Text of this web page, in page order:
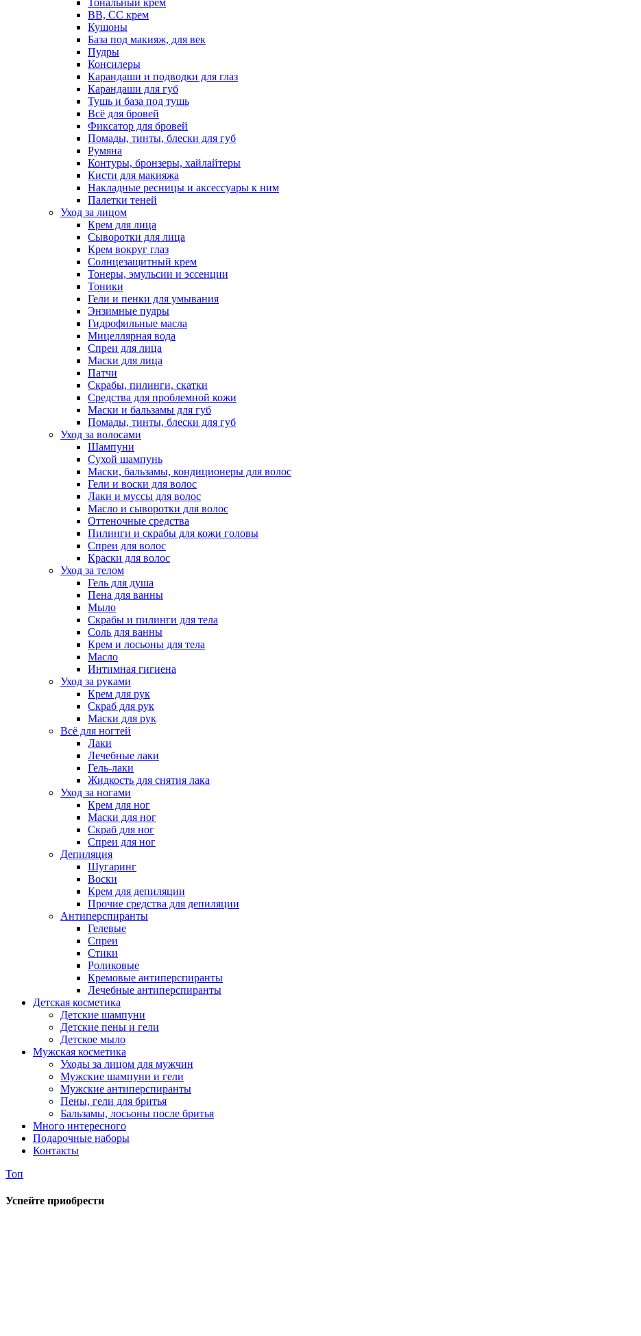
BB, CC крем
Кушоны
База под макияж, для век
Пудры
Консилеры
Карандаши и подводки для глаз
Карандаши для губ
Тушь и база под тушь
Всё для бровей
Фиксатор для бровей
Помады, тинты, блески для губ
Румяна
Контуры, бронзеры, хайлайтеры
Кисти для макияжа
Накладные ресницы и аксессуары к ним
Палетки теней
Уход за лицом
Крем для лица
Сыворотки для лица
Крем вокруг глаз
Солнцезащитный крем
Тонеры, эмульсии и эссенции
Тоники
Гели и пенки для умывания
Энзимные пудры
Гидрофильные масла
Мицеллярная вода
Спреи для лица
Маски для лица
Патчи
Скрабы, пилинги, скатки
Средства для проблемной кожи
Маски и бальзамы для губ
Помады, тинты, блески для губ
Уход за волосами
Шампуни
Сухой шампунь
Маски, бальзамы, кондиционеры для волос
Гели и воски для волос
Лаки и муссы для волос
Масло и сыворотки для волос
Оттеночные средства
Пилинги и скрабы для кожи головы
Спреи для волос
Краски для волос
Уход за телом
Гель для душа
Пена для ванны
Мыло
Скрабы и пилинги для тела
Соль для ванны
Крем и лосьоны для тела
Масло
Интимная гигиена
Уход за руками
Крем для рук
Скраб для рук
Маски для рук
Всё для ногтей
Лаки
Лечебные лаки
Гель-лаки
Жидкость для снятия лака
Уход за ногами
Крем для ног
Маски для ног
Скраб для ног
Спреи для ног
Депиляция
Шугаринг
Воски
Крем для депиляции
Прочие средства для депиляции
Антиперспиранты
Гелевые
Спреи
Стики
Роликовые
Кремовые антиперспиранты
Лечебные антиперспиранты
Детская косметика
Детские шампуни
Детские пены и гели
Детское мыло
Мужская косметика
Уходы за лицом для мужчин
Мужские шампуни и гели
Мужские антиперспиранты
Пены, гели для бритья
Бальзамы, лосьоны после бритья
Много интересного
Подарочные наборы
Контакты
Топ
Успейте приобрести